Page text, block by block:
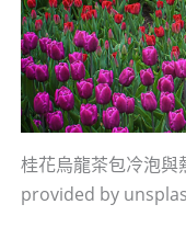
桂花烏龍茶包冷泡
provided by